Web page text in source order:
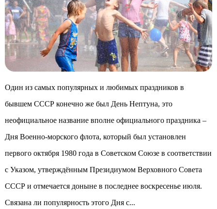
Один из самых популярных и любимых праздников в
бывшем СССР конечно же был День Нептуна, это
неофициальное название вполне официального праздника –
Дня Военно-морского флота, который был установлен
первого октября 1980 года в Советском Союзе в соответствии
с Указом, утверждённым Президиумом Верховного Совета
СССР и отмечается доныне в последнее воскресенье июля.
Связана ли популярность этого Дня с...